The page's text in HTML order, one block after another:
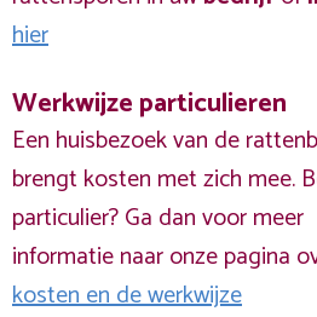
hier
Werkwijze particulieren
Een huisbezoek van de
brengt kosten met zich mee.
particulier? Ga dan voor meer
informatie naar onze pagina
kosten en de werkwijze